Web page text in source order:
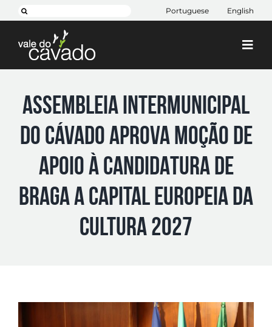
to
content
Pesquisar Portuguese English
Cávado 2030
Projetos
ASSEMBLEIA INTERMUNICIPAL
DO CÁVADO APROVA MOÇÃO DE
APOIO À CANDIDATURA DE
BRAGA A CAPITAL EUROPEIA DA
CULTURA 2027